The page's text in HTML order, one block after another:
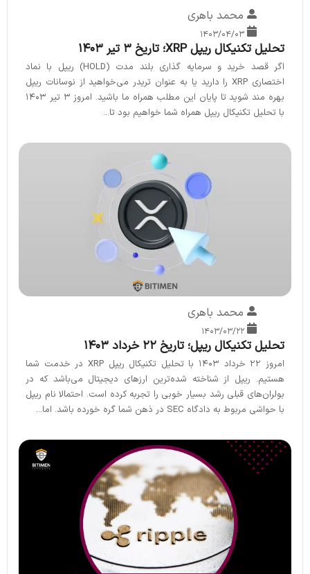
محمد باهری
۱۴۰۳/۰۴/۰۳
تحلیل تکنیکال ریپل XRP؛ تاریخ 3 تیر 1403
اگر قصد خرید و سرمایه گذاری بلند مدت (HOLD) ریپل با نماد
اختصاری XRP را دارید یا به عنوان تریدر می‌خواهید از نوسانات ریپل
بهره مند شوید تا پایان این مطلب همراه ما باشید. امروز 3 تیر 1403
با تحلیل تکنیکال ریپل همراه شما خواهیم بود تا...
محمد باهری
۱۴۰۳/۰۳/۲۲
تحلیل تکنیکال ریپل؛ تاریخ 22 خرداد 1403
امروز 22 خرداد 1403 با تحلیل تکنیکال ریپل XRP در خدمت شما
هستیم. ریپل از شناخته شده‌ترین ارزهای دیجیتال می‌باشد که در
بولران‌های قبلی رشد بسیار خوبی را تجربه کرده‌ است. احتمالا نام ریپل
با حواشی مربوط به دادگاه SEC در ذهن شما گره خورده باشد. اما...